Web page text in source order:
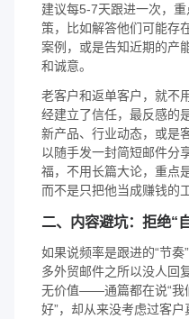
建议每5-7天跟进一次，
策，比如解答他们可能存
案例，或是告知近期的产
和诚意。
老客户和返单客户，就不
经建立了信任，最反感的
新产品、行业动态，或是
以随手发一封简短邮件分
福，不用长篇大论，重点
而不是只把他当成赚钱的
二、内容避坑：拒绝“
如果说频率是跟进的“节奏
多外贸邮件之所以没人回
无价值——通篇都在说“我
好”，却从来没考虑过客户